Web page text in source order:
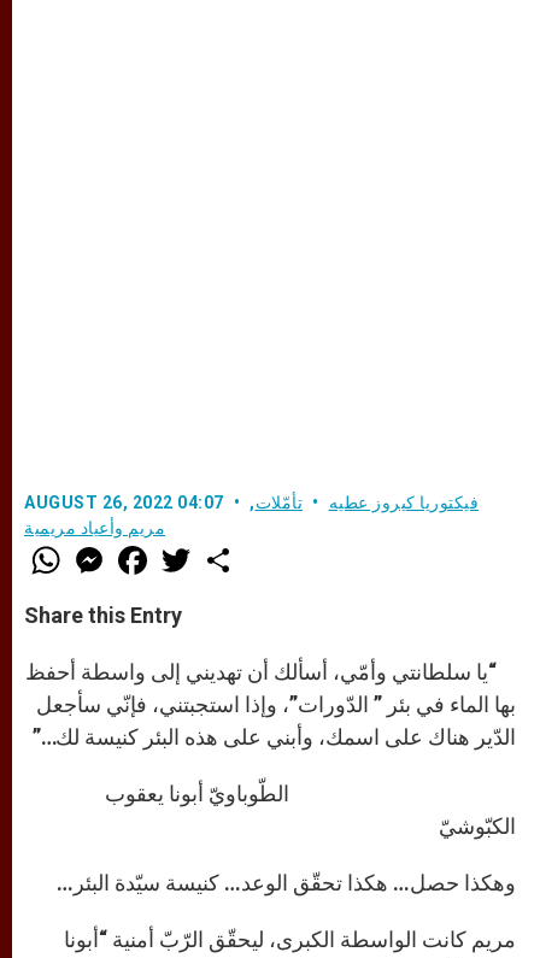
AUGUST 26, 2022 04:07 فيكتوريا كيروز عطيه تأمّلات,
مريم وأعياد مريمية
W
h
t
s
p
p
M
e
s
e
e
r
F
a
e
b
k
w
Share this Entry
“يا سلطانتي وأمّي، أسألك أن تهديني إلى واسطة أحفظ
بها الماء في بئر ” الدّورات”، وإذا استجبتني، فإنّي سأجعل
الدّير هناك على اسمك، وأبني على هذه البئر كنيسة لك…”
الطّوباويّ أبونا يعقوب
الكبّوشيّ
وهكذا حصل… هكذا تحقّق الوعد… كنيسة سيّدة البئر…
مريم كانت الواسطة الكبرى، ليحقّق الرّبّ أمنية “أبونا